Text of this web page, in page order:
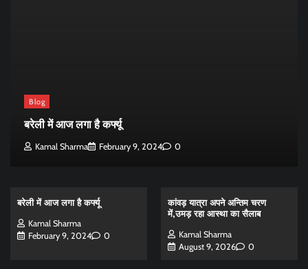
Blog
बरेली में आज लगा है कर्फ्यू
Kamal Sharma February 9, 2024 0
बरेली में आज लगा है कर्फ्यू
Kamal Sharma
February 9, 2024
0
कांवड़ यात्रा अपने अन्तिम चरण
में,उमड़ रहा आस्था का सैलाब
Kamal Sharma
August 9, 2026
0